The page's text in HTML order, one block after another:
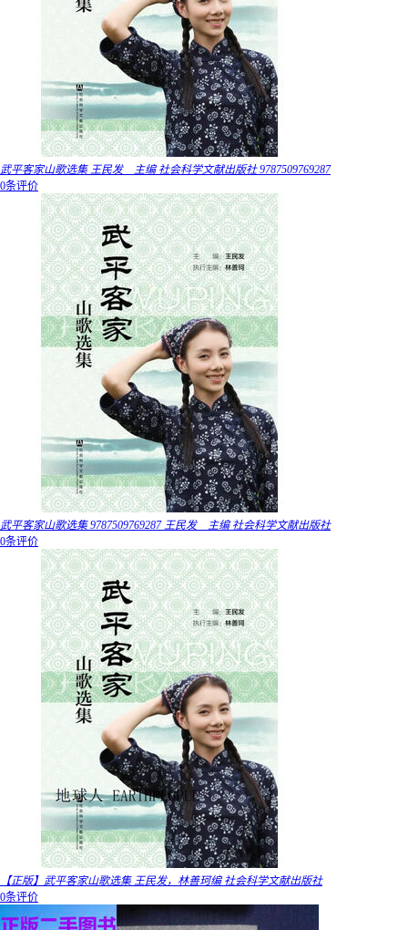
武平客家山歌选集 王民发 主编 社会科学文献出版社 9787509769287
0条评价
武平客家山歌选集 9787509769287 王民发 主编 社会科学文献出版社
0条评价
【正版】武平客家山歌选集 王民发，林善珂编 社会科学文献出版社
0条评价